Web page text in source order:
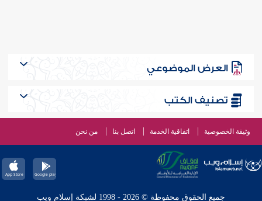
العرض الموضوعي
تصنيف الكتب
وثيقة الخصوصية اتفاقية الخدمة اتصل بنا من نحن
جميع الحقوق محفوظة © 2026 - 1998 لشبكة إسلام ويب